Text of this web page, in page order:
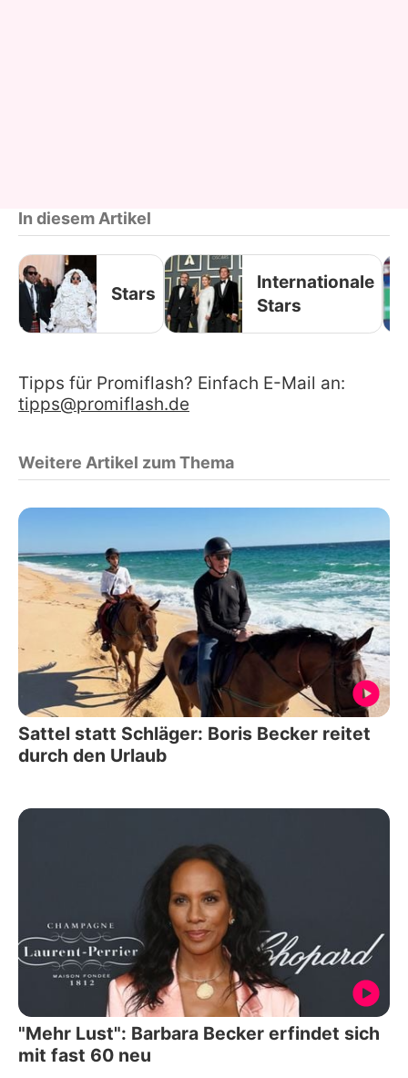
In diesem Artikel
Stars
Internationale
Stars
Tipps für Promiflash? Einfach E-Mail an:
tipps@promiflash.de
Weitere Artikel zum Thema
Sattel statt Schläger: Boris Becker reitet
durch den Urlaub
"Mehr Lust": Barbara Becker erfindet sich
mit fast 60 neu